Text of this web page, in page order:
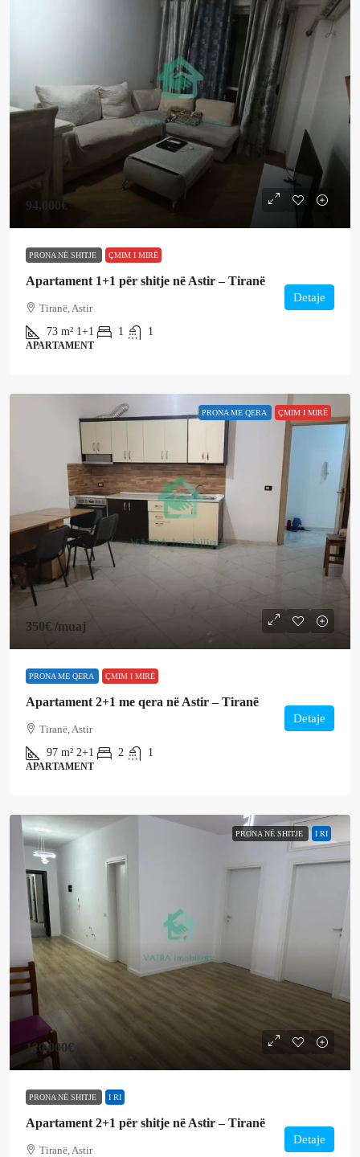
94,000€
PRONA NË SHITJE ÇMIM I MIRË
Apartament 1+1 për shitje në Astir – Tiranë
Tiranë, Astir
73 m² 1+1 1 1
APARTAMENT
Detaje
PRONA ME QERA ÇMIM I MIRË
350€ /muaj
PRONA ME QERA ÇMIM I MIRË
Apartament 2+1 me qera në Astir – Tiranë
Tiranë, Astir
97 m² 2+1 2 1
APARTAMENT
Detaje
PRONA NË SHITJE I RI
120,000€
PRONA NË SHITJE I RI
Apartament 2+1 për shitje në Astir – Tiranë
Tiranë, Astir
Detaje